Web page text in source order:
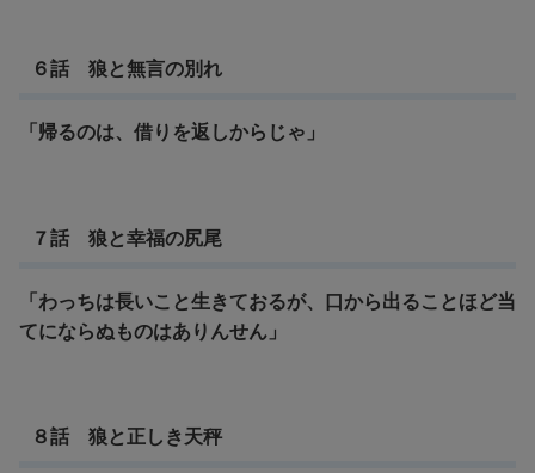
６話 狼と無言の別れ
「帰るのは、借りを返しからじゃ」
７話 狼と幸福の尻尾
「わっちは長いこと生きておるが、口から出ることほど当
てにならぬものはありんせん」
８話 狼と正しき天秤